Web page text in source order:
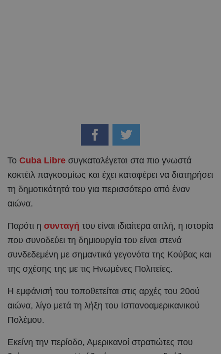
Το Cuba Libre συγκαταλέγεται στα πιο γνωστά
κοκτέιλ παγκοσμίως και έχει καταφέρει να διατηρήσει
τη δημοτικότητά του για περισσότερο από έναν
αιώνα.
Παρότι η συνταγή του είναι ιδιαίτερα απλή, η ιστορία
που συνοδεύει τη δημιουργία του είναι στενά
συνδεδεμένη με σημαντικά γεγονότα της Κούβας και
της σχέσης της με τις Ηνωμένες Πολιτείες.
Η εμφάνισή του τοποθετείται στις αρχές του 20ού
αιώνα, λίγο μετά τη λήξη του Ισπανοαμερικανικού
Πολέμου.
Εκείνη την περίοδο, Αμερικανοί στρατιώτες που